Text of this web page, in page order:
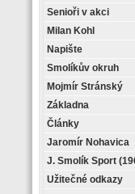
Senioři v akci
Milan Kohl
Napište
Smolíkův okruh
Mojmír Stránský
Základna
Články
Jaromír Nohavica
J. Smolík Sport
Užitečné odkazy